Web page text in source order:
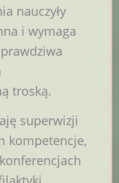
nauczyły
i wymaga
troską.
superwizji
kompetencje,